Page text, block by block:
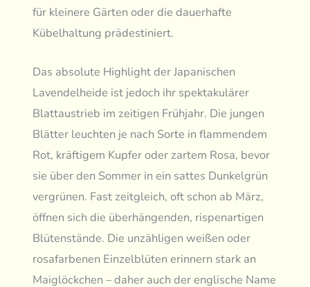
für kleinere Gärten oder die dauerhafte
Kübelhaltung prädestiniert.
Das absolute Highlight der Japanischen
Lavendelheide ist jedoch ihr spektakulärer
Blattaustrieb im zeitigen Frühjahr. Die jungen
Blätter leuchten je nach Sorte in flammendem
Rot, kräftigem Kupfer oder zartem Rosa, bevor
sie über den Sommer in ein sattes Dunkelgrün
vergrünen. Fast zeitgleich, oft schon ab März,
öffnen sich die überhängenden, rispenartigen
Blütenstände. Die unzähligen weißen oder
rosafarbenen Einzelblüten erinnern stark an
Maiglöckchen – daher auch der englische Name